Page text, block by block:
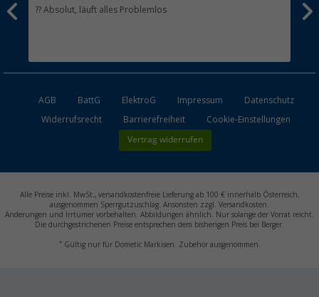
?? Absolut, läuft alles Problemlos
AGB BattG ElektroG Impressum
Datenschutz
Widerrufsrecht
Barrierefreiheit Cookie-Einstellungen
Vertrag widerrufen
Alle Preise inkl. MwSt., versandkostenfreie Lieferung ab 100 € innerhalb Österreich,
ausgenommen Sperrgutzuschlag. Ansonsten zzgl. Versandkosten.
Änderungen und Irrtümer vorbehalten. Abbildungen ähnlich. Nur solange der Vorrat reicht.
Die durchgestrichenen Preise entsprechen dem bisherigen Preis bei Berger.
*Gültig nur für Dometic Markisen. Zubehör ausgenommen.